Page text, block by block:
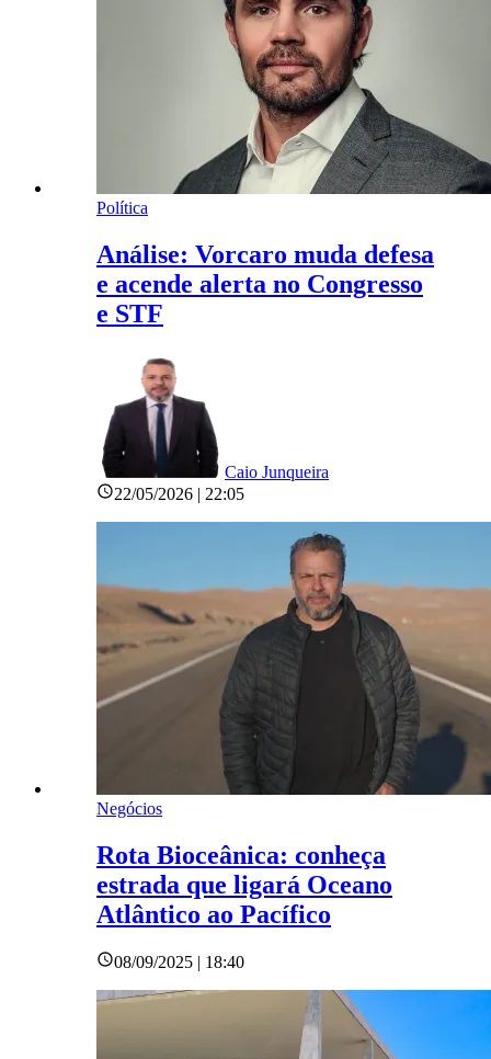
Política
Análise: Vorcaro muda defesa
e acende alerta no Congresso
e STF
Caio Junqueira
22/05/2026 | 22:05
Negócios
Rota Bioceânica: conheça
estrada que ligará Oceano
Atlântico ao Pacífico
08/09/2025 | 18:40